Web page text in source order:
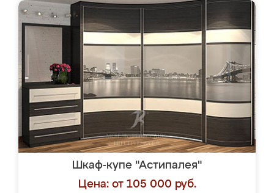
Шкаф-купе "Астипалея"
Цена: от 105 000 руб.